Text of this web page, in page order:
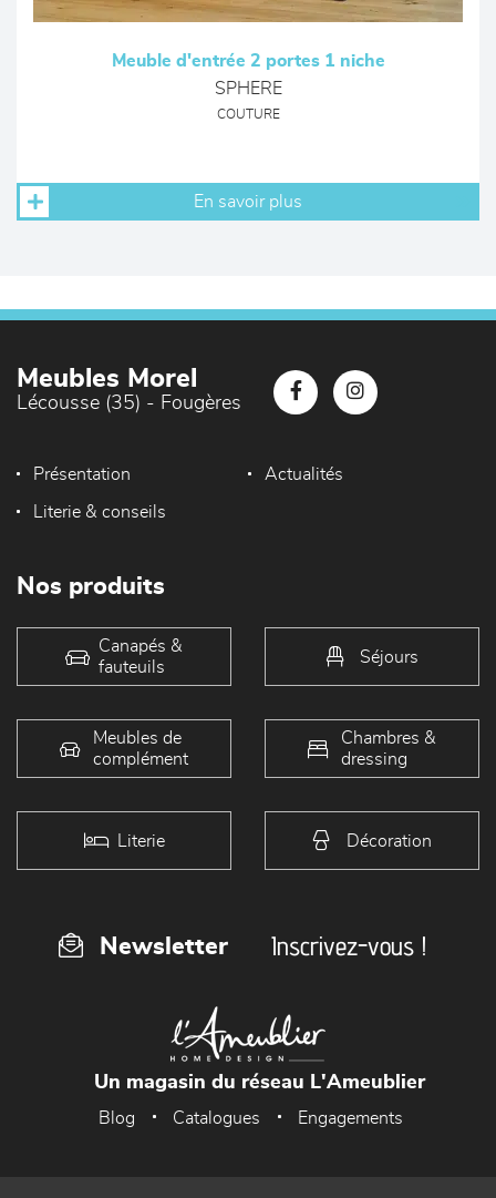
Meuble d'entrée 2 portes 1 niche
SPHERE
COUTURE
En savoir plus
Meubles Morel
Lécousse (35) - Fougères
Présentation Actualités
Literie & conseils
Nos produits
Canapés &
fauteuils
Séjours
Meubles de
complément
Chambres &
dressing
Literie Décoration
Newsletter Inscrivez-vous !
Un magasin du réseau L'Ameublier
Blog Catalogues Engagements